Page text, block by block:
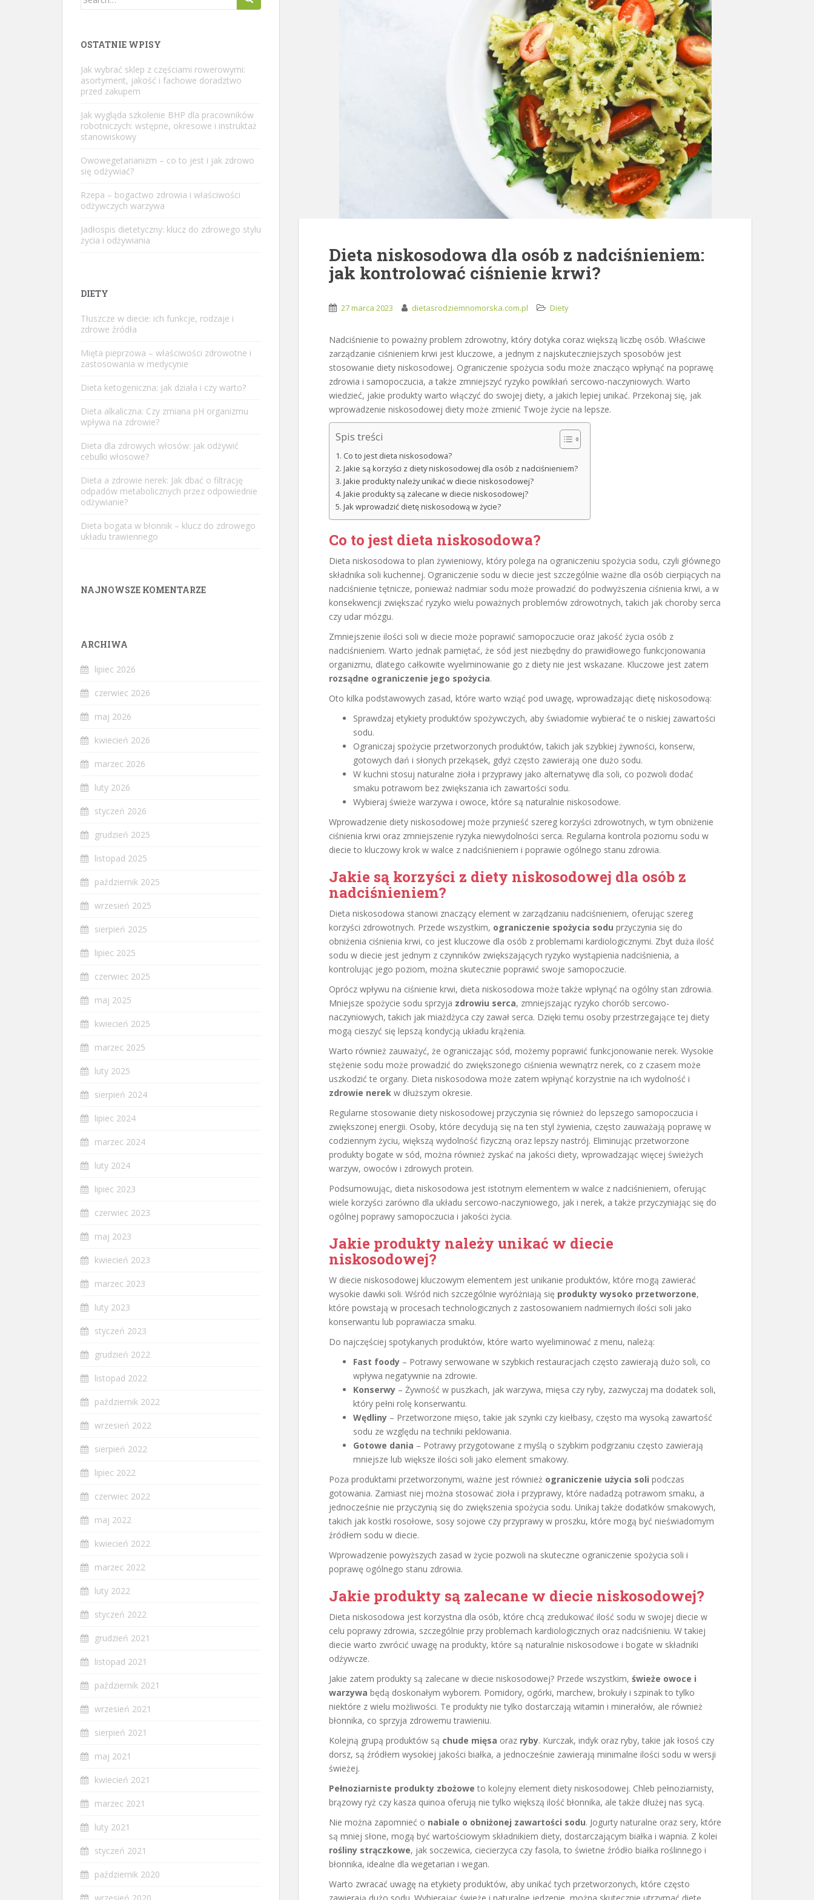
Dieta niskosodowa dla osób z nadciśnieniem:
jak kontrolować ciśnienie krwi?
27 marca 2023 dietasrodziemnomorska.com.pl Diety
Nadciśnienie to poważny problem zdrowotny, który dotyka coraz większą liczbę osób. Właściwe
zarządzanie ciśnieniem krwi jest kluczowe, a jednym z najskuteczniejszych sposobów jest
stosowanie diety niskosodowej. Ograniczenie spożycia sodu może znacząco wpłynąć na poprawę
zdrowia i samopoczucia, a także zmniejszyć ryzyko powikłań sercowo-naczyniowych. Warto
wiedzieć, jakie produkty warto włączyć do swojej diety, a jakich lepiej unikać. Przekonaj się, jak
wprowadzenie niskosodowej diety może zmienić Twoje życie na lepsze.
Spis treści
Co to jest dieta niskosodowa?
Jakie są korzyści z diety niskosodowej dla osób z nadciśnieniem?
Jakie produkty należy unikać w diecie niskosodowej?
Jakie produkty są zalecane w diecie niskosodowej?
Jak wprowadzić dietę niskosodową w życie?
Co to jest dieta niskosodowa?
Dieta niskosodowa to plan żywieniowy, który polega na ograniczeniu spożycia sodu, czyli głównego
składnika soli kuchennej. Ograniczenie sodu w diecie jest szczególnie ważne dla osób cierpiących na
nadciśnienie tętnicze, ponieważ nadmiar sodu może prowadzić do podwyższenia ciśnienia krwi, a w
konsekwencji zwiększać ryzyko wielu poważnych problemów zdrowotnych, takich jak choroby serca
czy udar mózgu.
Zmniejszenie ilości soli w diecie może poprawić samopoczucie oraz jakość życia osób z
nadciśnieniem. Warto jednak pamiętać, że sód jest niezbędny do prawidłowego funkcjonowania
organizmu, dlatego całkowite wyeliminowanie go z diety nie jest wskazane. Kluczowe jest zatem
rozsądne ograniczenie jego spożycia.
Oto kilka podstawowych zasad, które warto wziąć pod uwagę, wprowadzając dietę niskosodową:
Sprawdzaj etykiety produktów spożywczych, aby świadomie wybierać te o niskiej zawartości
sodu.
Ograniczaj spożycie przetworzonych produktów, takich jak szybkiej żywności, konserw,
gotowych dań i słonych przekąsek, gdyż często zawierają one dużo sodu.
W kuchni stosuj naturalne zioła i przyprawy jako alternatywę dla soli, co pozwoli dodać
smaku potrawom bez zwiększania ich zawartości sodu.
Wybieraj świeże warzywa i owoce, które są naturalnie niskosodowe.
Wprowadzenie diety niskosodowej może przynieść szereg korzyści zdrowotnych, w tym obniżenie
ciśnienia krwi oraz zmniejszenie ryzyka niewydolności serca. Regularna kontrola poziomu sodu w
diecie to kluczowy krok w walce z nadciśnieniem i poprawie ogólnego stanu zdrowia.
Jakie są korzyści z diety niskosodowej dla osób z
nadciśnieniem?
Dieta niskosodowa stanowi znaczący element w zarządzaniu nadciśnieniem, oferując szereg
korzyści zdrowotnych. Przede wszystkim, ograniczenie spożycia sodu przyczynia się do
obniżenia ciśnienia krwi, co jest kluczowe dla osób z problemami kardiologicznymi. Zbyt duża ilość
sodu w diecie jest jednym z czynników zwiększających ryzyko wystąpienia nadciśnienia, a
kontrolując jego poziom, można skutecznie poprawić swoje samopoczucie.
Oprócz wpływu na ciśnienie krwi, dieta niskosodowa może także wpłynąć na ogólny stan zdrowia.
Mniejsze spożycie sodu sprzyja zdrowiu serca, zmniejszając ryzyko chorób sercowo-
naczyniowych, takich jak miażdżyca czy zawał serca. Dzięki temu osoby przestrzegające tej diety
mogą cieszyć się lepszą kondycją układu krążenia.
Warto również zauważyć, że ograniczając sód, możemy poprawić funkcjonowanie nerek. Wysokie
stężenie sodu może prowadzić do zwiększonego ciśnienia wewnątrz nerek, co z czasem może
uszkodzić te organy. Dieta niskosodowa może zatem wpłynąć korzystnie na ich wydolność i
zdrowie nerek w dłuższym okresie.
Regularne stosowanie diety niskosodowej przyczynia się również do lepszego samopoczucia i
zwiększonej energii. Osoby, które decydują się na ten styl żywienia, często zauważają poprawę w
codziennym życiu, większą wydolność fizyczną oraz lepszy nastrój. Eliminując przetworzone
produkty bogate w sód, można również zyskać na jakości diety, wprowadzając więcej świeżych
warzyw, owoców i zdrowych protein.
Podsumowując, dieta niskosodowa jest istotnym elementem w walce z nadciśnieniem, oferując
wiele korzyści zarówno dla układu sercowo-naczyniowego, jak i nerek, a także przyczyniając się do
ogólnej poprawy samopoczucia i jakości życia.
Jakie produkty należy unikać w diecie
niskosodowej?
W diecie niskosodowej kluczowym elementem jest unikanie produktów, które mogą zawierać
wysokie dawki soli. Wśród nich szczególnie wyróżniają się produkty wysoko przetworzone,
które powstają w procesach technologicznych z zastosowaniem nadmiernych ilości soli jako
konserwantu lub poprawiacza smaku.
Do najczęściej spotykanych produktów, które warto wyeliminować z menu, należą:
Fast foody – Potrawy serwowane w szybkich restauracjach często zawierają dużo soli, co
wpływa negatywnie na zdrowie.
Konserwy – Żywność w puszkach, jak warzywa, mięsa czy ryby, zazwyczaj ma dodatek soli,
który pełni rolę konserwantu.
Wędliny – Przetworzone mięso, takie jak szynki czy kiełbasy, często ma wysoką zawartość
sodu ze względu na techniki peklowania.
Gotowe dania – Potrawy przygotowane z myślą o szybkim podgrzaniu często zawierają
mniejsze lub większe ilości soli jako element smakowy.
Poza produktami przetworzonymi, ważne jest również ograniczenie użycia soli podczas
gotowania. Zamiast niej można stosować zioła i przyprawy, które nadadzą potrawom smaku, a
jednocześnie nie przyczynią się do zwiększenia spożycia sodu. Unikaj także dodatków smakowych,
takich jak kostki rosołowe, sosy sojowe czy przyprawy w proszku, które mogą być nieświadomym
źródłem sodu w diecie.
Wprowadzenie powyższych zasad w życie pozwoli na skuteczne ograniczenie spożycia soli i
poprawę ogólnego stanu zdrowia.
Jakie produkty są zalecane w diecie niskosodowej?
Dieta niskosodowa jest korzystna dla osób, które chcą zredukować ilość sodu w swojej diecie w
celu poprawy zdrowia, szczególnie przy problemach kardiologicznych oraz nadciśnieniu. W takiej
diecie warto zwrócić uwagę na produkty, które są naturalnie niskosodowe i bogate w składniki
odżywcze.
Jakie zatem produkty są zalecane w diecie niskosodowej? Przede wszystkim, świeże owoce i
warzywa będą doskonałym wyborem. Pomidory, ogórki, marchew, brokuły i szpinak to tylko
niektóre z wielu możliwości. Te produkty nie tylko dostarczają witamin i minerałów, ale również
błonnika, co sprzyja zdrowemu trawieniu.
Kolejną grupą produktów są chude mięsa oraz ryby. Kurczak, indyk oraz ryby, takie jak łosoś czy
dorsz, są źródłem wysokiej jakości białka, a jednocześnie zawierają minimalne ilości sodu w wersji
świeżej.
Pełnoziarniste produkty zbożowe to kolejny element diety niskosodowej. Chleb pełnoziarnisty,
brązowy ryż czy kasza quinoa oferują nie tylko większą ilość błonnika, ale także dłużej nas sycą.
Nie można zapomnieć o nabiale o obniżonej zawartości sodu. Jogurty naturalne oraz sery, które
są mniej słone, mogą być wartościowym składnikiem diety, dostarczającym białka i wapnia. Z kolei
rośliny strączkowe, jak soczewica, ciecierzyca czy fasola, to świetne źródło białka roślinnego i
błonnika, idealne dla wegetarian i wegan.
Warto zwracać uwagę na etykiety produktów, aby unikać tych przetworzonych, które często
OSTATNIE WPISY
Jak wybrać sklep z częściami rowerowymi:
asortyment, jakość i fachowe doradztwo
przed zakupem
Jak wygląda szkolenie BHP dla pracowników
robotniczych: wstępne, okresowe i instruktaż
stanowiskowy
Owowegetarianizm – co to jest i jak zdrowo
się odżywiać?
Rzepa – bogactwo zdrowia i właściwości
odżywczych warzywa
Jadłospis dietetyczny: klucz do zdrowego stylu
życia i odżywiania
DIETY
Tłuszcze w diecie: ich funkcje, rodzaje i
zdrowe źródła
Mięta pieprzowa – właściwości zdrowotne i
zastosowania w medycynie
Dieta ketogeniczna: jak działa i czy warto?
Dieta alkaliczna: Czy zmiana pH organizmu
wpływa na zdrowie?
Dieta dla zdrowych włosów: jak odżywić
cebulki włosowe?
Dieta a zdrowie nerek: Jak dbać o filtrację
odpadów metabolicznych przez odpowiednie
odżywianie?
Dieta bogata w błonnik – klucz do zdrowego
układu trawiennego
NAJNOWSZE KOMENTARZE
ARCHIWA
lipiec 2026
czerwiec 2026
maj 2026
kwiecień 2026
marzec 2026
luty 2026
styczeń 2026
grudzień 2025
listopad 2025
październik 2025
wrzesień 2025
sierpień 2025
lipiec 2025
czerwiec 2025
maj 2025
kwiecień 2025
marzec 2025
luty 2025
sierpień 2024
lipiec 2024
marzec 2024
luty 2024
lipiec 2023
czerwiec 2023
maj 2023
kwiecień 2023
marzec 2023
luty 2023
styczeń 2023
grudzień 2022
listopad 2022
październik 2022
wrzesień 2022
sierpień 2022
lipiec 2022
czerwiec 2022
maj 2022
kwiecień 2022
marzec 2022
luty 2022
styczeń 2022
grudzień 2021
listopad 2021
październik 2021
wrzesień 2021
sierpień 2021
maj 2021
kwiecień 2021
marzec 2021
luty 2021
styczeń 2021
październik 2020